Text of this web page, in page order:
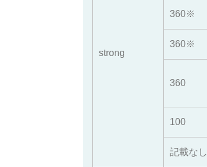
strong
360※
360※
360
100
記載なし